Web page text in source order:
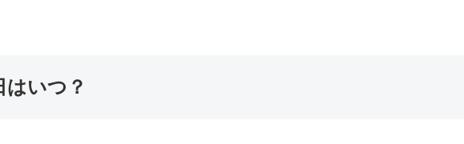
いつ？